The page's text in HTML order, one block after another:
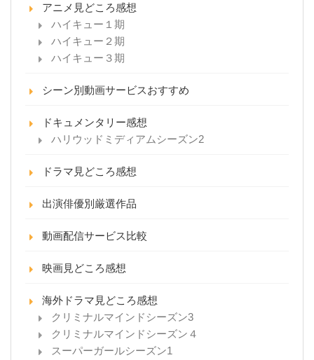
アニメ見どころ感想
ハイキュー１期
ハイキュー２期
ハイキュー３期
シーン別動画サービスおすすめ
ドキュメンタリー感想
ハリウッドミディアムシーズン2
ドラマ見どころ感想
出演俳優別厳選作品
動画配信サービス比較
映画見どころ感想
海外ドラマ見どころ感想
クリミナルマインドシーズン3
クリミナルマインドシーズン４
スーパーガールシーズン1